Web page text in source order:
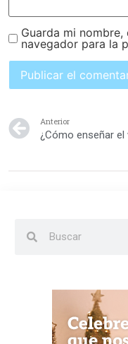
Guarda mi
navegador para la
Anterior